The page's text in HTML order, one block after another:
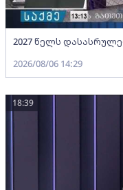
2027 წელს
2026/08/06 14:29
18:39